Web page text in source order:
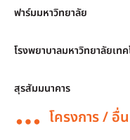
ฟาร์มมหาวิทยาลัย
โรงพยาบาลมหาวิทยาลัยเท
สุรสัมมนาคาร
โครงการ / อื่